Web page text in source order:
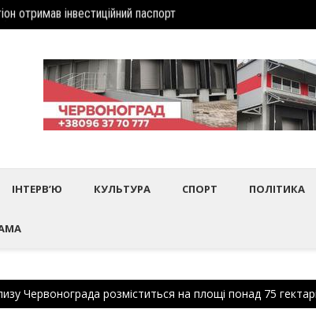
нагородження працівників культури та майстрів
ІНТЕРВ’Ю КУЛЬТУРА СПОРТ ПОЛІТИКА
Червонограда розміститься на площі понад 75